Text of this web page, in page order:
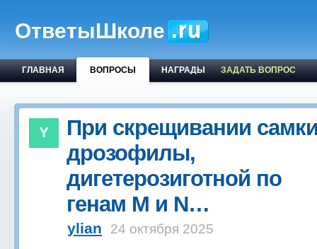
ОтветыШколе
ГЛАВНАЯ ВОПРОСЫ НАГРАДЫ ЗАДАТЬ ВОПРОС
При скрещивании
дрозофилы,
дигетерозиготной по
генам М и N…
ylian 24 октября 2025